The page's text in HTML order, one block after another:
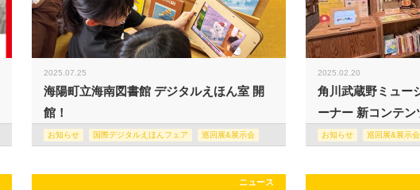
2025.07.25
海陽町立海南図書館 デジタルえほん室 開
館！
お知らせ 国際デジタルえほんフェア 巡回展&展示会
2025.02.20
角川武蔵野ミュー
ーナー 新コンテン
お知らせ 巡回展&展示会
ニュース